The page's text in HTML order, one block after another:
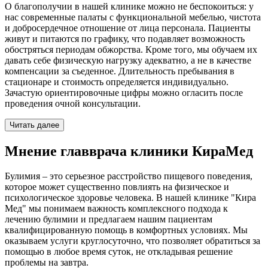
О благополучии в нашей клинике можно не беспокоиться: у
нас современные палаты с функциональной мебелью, чистота
и добросердечное отношение от лица персонала. Пациенты
живут и питаются по графику, что подавляет возможность
обостряться периодам обжорства. Кроме того, мы обучаем их
давать себе физическую нагрузку адекватно, а не в качестве
компенсации за съеденное. Длительность пребывания в
стационаре и стоимость определяется индивидуально.
Зачастую ориентировочные цифры можно огласить после
проведения очной консультации.
Читать далее
Мнение главврача клиники КираМед
Булимия – это серьезное расстройство пищевого поведения,
которое может существенно повлиять на физическое и
психологическое здоровье человека. В нашей клинике "Кира
Мед" мы понимаем важность комплексного подхода к
лечению булимии и предлагаем нашим пациентам
квалифицированную помощь в комфортных условиях. Мы
оказываем услуги круглосуточно, что позволяет обратиться за
помощью в любое время суток, не откладывая решение
проблемы на завтра.